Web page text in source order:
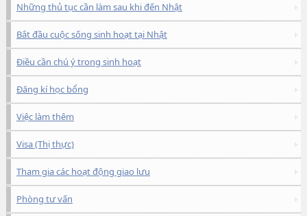
Những thủ tục cần làm sau khi đến Nhật
Bắt đầu cuộc sống sinh hoạt tại Nhật
Điều cần chú ý trong sinh hoạt
Đăng kí học bổng
Việc làm thêm
Visa (Thị thực)
Tham gia các hoạt động giao lưu
Phòng tư vấn